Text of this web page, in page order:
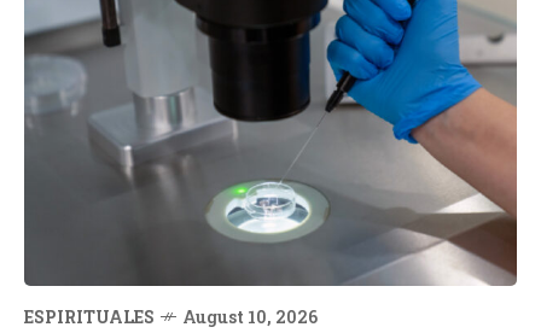
ESPIRITUALES August 10, 2026